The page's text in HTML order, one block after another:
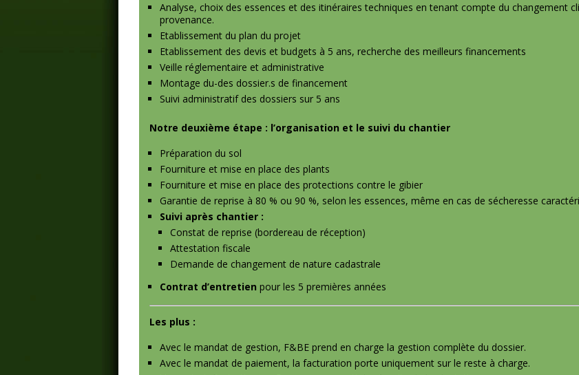
Analyse, choix des essences et des itinéraires techniques en tenant compte du changement
provenance.
Etablissement du plan du projet
Etablissement des devis et budgets à 5 ans, recherche des meilleurs financements
Veille réglementaire et administrative
Montage du-des dossier.s de financement
Suivi administratif des dossiers sur 5 ans
Notre deuxième étape : l’organisation et le suivi du chantier
Préparation du sol
Fourniture et mise en place des plants
Fourniture et mise en place des protections contre le gibier
Garantie de reprise à 80 % ou 90 %, selon les essences, même en cas de sécheresse
Suivi après chantier :
Constat de reprise (bordereau de réception)
Attestation fiscale
Demande de changement de nature cadastrale
Contrat d’entretien pour les 5 premières années
Les plus :
Avec le mandat de gestion, F&BE prend en charge la gestion complète du dossier.
Avec le mandat de paiement, la facturation porte uniquement sur le reste à charge.